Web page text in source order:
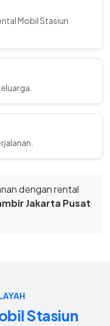
Mobil Stasiun
dengan rental
Jakarta Pusat
Stasiun